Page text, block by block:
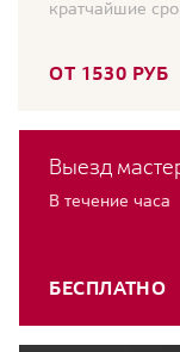
кратчайшие
ОТ 1530 РУБ
Выезд
В течение часа
БЕСПЛАТНО